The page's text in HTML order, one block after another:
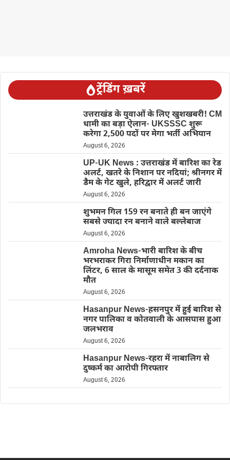
ट्रेंडिंग ख़बरें
उत्तराखंड के युवाओं के लिए खुशखबरी! CM
धामी का बड़ा ऐलान- UKSSSC शुरू
करेगा 2,500 पदों पर मेगा भर्ती अभियान
August 6, 2026
UP-UK News : उत्तराखंड में बारिश का रेड
अलर्ट, खतरे के निशान पर नदियां; श्रीनगर में
डैम के गेट खुले, हरिद्वार में अलर्ट जारी
August 6, 2026
शुभमन गिल 159 रन बनाते ही बन जाएंगे
सबसे ज्यादा रन बनाने वाले बल्लेबाज
August 6, 2026
Amroha News-भारी बारिश के बीच
भरभराकर गिरा निर्माणाधीन मकान का
लिंटर, 6 साल के मासूम समेत 3 की दर्दनाक
मौत
August 6, 2026
Hasanpur News-हसनपुर में हुई बारिश से
नगर पालिका व कोतवाली के आसपास हुआ
जलभराव
August 6, 2026
Hasanpur News-रहरा में नाबालिग से
दुष्कर्म का आरोपी गिरफ्तार
August 6, 2026